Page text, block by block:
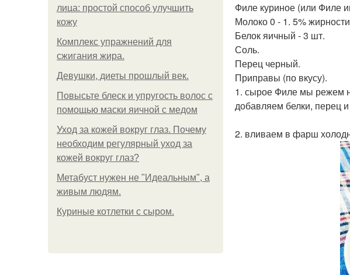
лица: простой способ улучшить
кожу
Комплекс упражнений для
сжигания жира.
Девушки, диеты прошлый век.
Повысьте блеск и упругость волос с
помощью маски яичной с медом
Уход за кожей вокруг глаз. Почему
необходим регулярный уход за
кожей вокруг глаз?
Метабуст нужен не "Идеальным", а
живым людям.
Куриные котлетки с сыром.
Филе куриное (или Филе
Молоко 0 - 1. 5%
Белок яичный - 3 шт.
Соль.
Перец черный.
Приправы (по вкусу).
1. сырое Филе мы режем
добавляем белки, перец
2. вливаем в фарш